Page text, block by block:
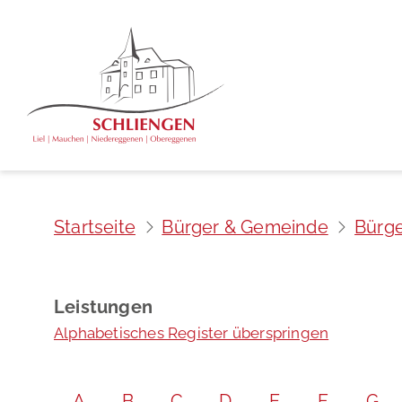
Startseite Bürger & Gemeinde
Leistungen
Alphabetisches Register überspringen